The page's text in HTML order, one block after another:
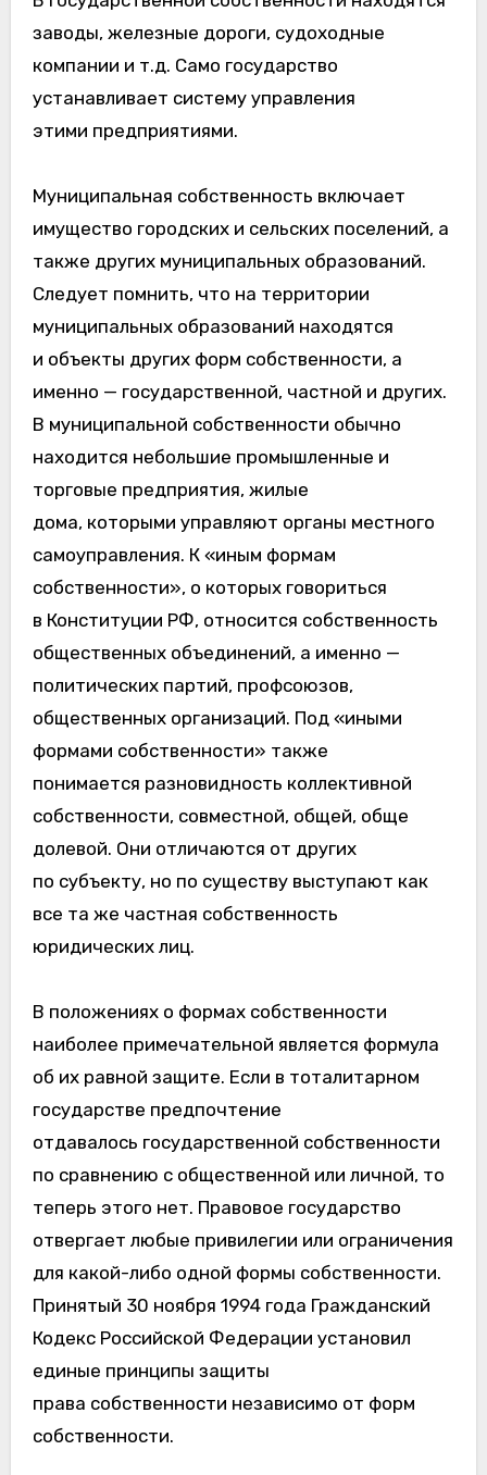
заводы, железные дороги, судоходные
компании и т.д. Само государство
устанавливает систему управления
этими предприятиями.
Муниципальная собственность включает
имущество городских и сельских поселений, а
также других муниципальных образований.
Следует помнить, что на территории
муниципальных образований находятся
и объекты других форм собственности, а
именно — государственной, частной и других.
В муниципальной собственности обычно
находится небольшие промышленные и
торговые предприятия, жилые
дома, которыми управляют органы местного
самоуправления. К «иным формам
собственности», о которых говориться
в Конституции РФ, относится собственность
общественных объединений, а именно —
политических партий, профсоюзов,
общественных организаций. Под «иными
формами собственности» также
понимается разновидность коллективной
собственности, совместной, общей, обще
долевой. Они отличаются от других
по субъекту, но по существу выступают как
все та же частная собственность
юридических лиц.
В положениях о формах собственности
наиболее примечательной является формула
об их равной защите. Если в тоталитарном
государстве предпочтение
отдавалось государственной собственности
по сравнению с общественной или личной, то
теперь этого нет. Правовое государство
отвергает любые привилегии или ограничения
для какой-либо одной формы собственности.
Принятый 30 ноября 1994 года Гражданский
Кодекс Российской Федерации установил
единые принципы защиты
права собственности независимо от форм
собственности.